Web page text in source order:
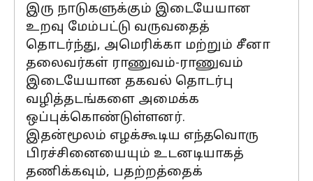
இரு நாடுகளுக்கும் இடையேயான
உறவு மேம்பட்டு வருவதைத்
தொடர்ந்து, அமெரிக்கா மற்றும் சீனா
தலைவர்கள் ராணுவம்-ராணுவம்
இடையேயான தகவல் தொடர்பு
வழித்தடங்களை அமைக்க
ஒப்புக்கொண்டுள்ளனர்.
இதன்மூலம் எழக்கூடிய எந்தவொரு
பிரச்சினையையும் உடனடியாகத்
தணிக்கவும், பதற்றத்தைக்